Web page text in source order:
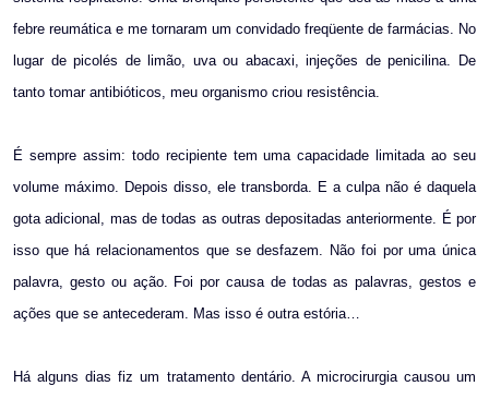
febre reumática e me tornaram um convidado freqüente de farmácias. No
lugar de picolés de limão, uva ou abacaxi, injeções de penicilina. De
tanto tomar antibióticos, meu organismo criou resistência.
É sempre assim: todo recipiente tem uma capacidade limitada ao seu
volume máximo. Depois disso, ele transborda. E a culpa não é daquela
gota adicional, mas de todas as outras depositadas anteriormente. É por
isso que há relacionamentos que se desfazem. Não foi por uma única
palavra, gesto ou ação. Foi por causa de todas as palavras, gestos e
ações que se antecederam. Mas isso é outra estória…
Há alguns dias fiz um tratamento dentário. A microcirurgia causou um